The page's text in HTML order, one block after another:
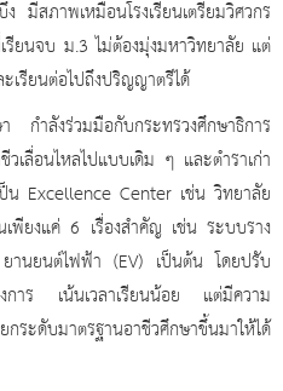
มีสภาพเหมือนโรงเรียนเตรียมวิศวกร
รียนจบ ม.3 ไม่ต้องมุ่งมหาวิทยาลัย แต่
เรียนต่อไปถึงปริญญาตรีได้
กำลังร่วมมือกับกระทรวงศึกษาธิการ
เลื่อนไหลไปแบบเดิม ๆ และตำราเก่า
น Excellence Center เช่น วิทยาลัย
พียงแค่ 6 เรื่องสำคัญ เช่น ระบบราง
นยนต์ไฟฟ้า (EV) เป็นต้น โดยปรับ
งการ เน้นเวลาเรียนน้อย แต่มีความ
ะดับมาตรฐานอาชีวศึกษาขึ้นมาให้ได้